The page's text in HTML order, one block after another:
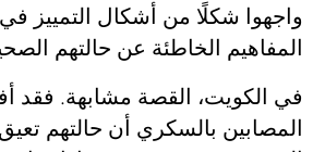
واجهوا شكلًا من أشكال التمييز
المفاهيم الخاطئة عن حالتهم
المصابين بالسكري أن حالتهم